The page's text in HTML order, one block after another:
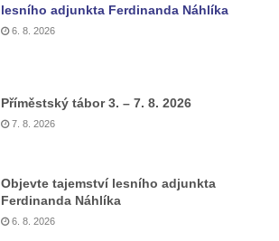
lesního adjunkta Ferdinanda Náhlíka
6. 8. 2026
Příměstský tábor 3. – 7. 8. 2026
7. 8. 2026
Objevte tajemství lesního adjunkta
Ferdinanda Náhlíka
6. 8. 2026